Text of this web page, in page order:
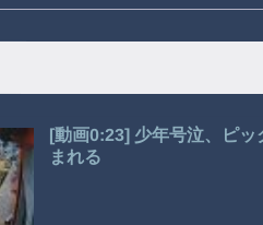
[動画0:23] 少年号泣、ピ
まれる